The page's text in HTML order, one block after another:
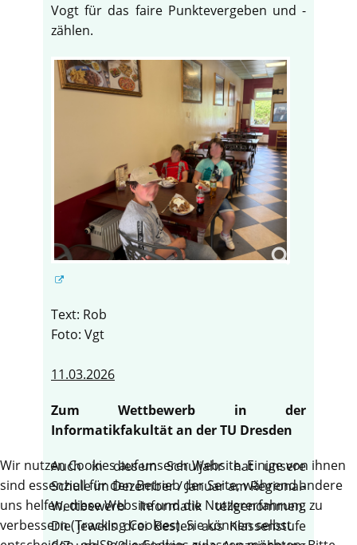
Vogt für das faire Punktevergeben und -
zählen.
Text: Rob
Foto: Vgt
11.03.2026
Zum Wettbewerb in der
Informatikfakultät an der TU Dresden
Auch in diesem Schuljahr hat unsere
Schule im Dezember / Januar am Regional-
Wettbewerb Informatik teilgenommen.
Die jeweils drei Besten aus Klassenstufe
Wir nutzen Cookies auf unserer Website. Einige von ihnen
sind essenziell für den Betrieb der Seite, während andere
uns helfen, diese Website und die Nutzererfahrung zu
verbessern (Tracking Cookies). Sie können selbst